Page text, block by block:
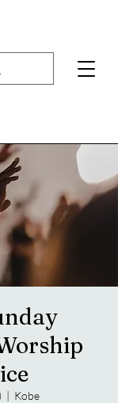
  |
Kobe